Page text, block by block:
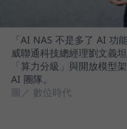
「AI NAS 不是多了 AI 功
威聯通科技總經理劉文義
「算力分級」與開放模型
AI 團隊。
圖／ 數位時代